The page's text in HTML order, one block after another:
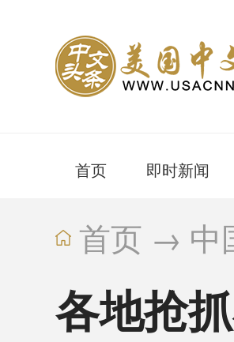
首页 即时新闻
首页 → 中
各地抢